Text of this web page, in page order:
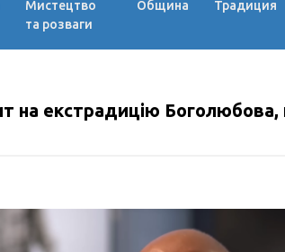
Мистецтво
та розваги
Община Традиция
на екстрадицію Боголюбова,